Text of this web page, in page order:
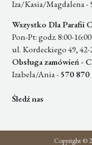
Iza/Kasia/Magdalena -
Wszystko Dla Parafii
Pon-Pt: godz. 8:00-16:00
ul. Kordeckiego 49,
Obsługa zamówień -
Izabela/Ania - 570 870
Śledź nas
Copyright ©